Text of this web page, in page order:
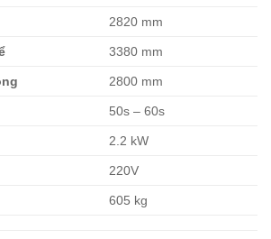
2820 mm
3380 mm
2800 mm
50s – 60s
2.2 kW
220V
605 kg